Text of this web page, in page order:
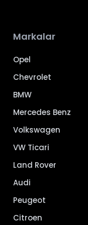
Markalar
Opel
Chevrolet
BMW
Mercedes Benz
Volkswagen
VW Ticari
Land Rover
Audi
Peugeot
Citroen